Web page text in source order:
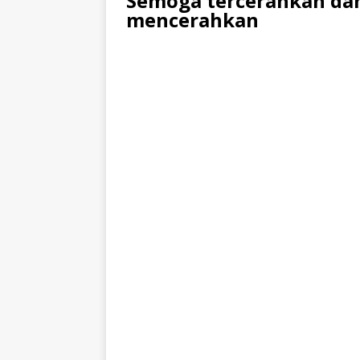
mencerahkan